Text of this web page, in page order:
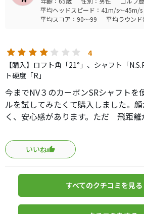
平均ヘッドスピード：41m/s～45m/s
平均スコア：90～99
平均ラウン
4
【購入】ロフト角「21°」、シャフト「
ト硬度「R」
今までNV３のカーボンSRシャフトを
ルを試してみたくて購入しました。
く、安心感があります。ただ 飛距離
7番で１４０y,6番で１５０ｙ，5番で
は少し良くなりましたが、１８０ｙ
のは何とも悔しいです。9番より短
でした。半年たった今 飛距離が売
で買い替えを 検討中です。
スチール、カーボン 選択が非常に
いいね
すべてのクチコミを見